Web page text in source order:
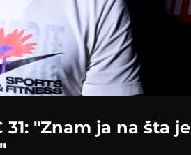
"Znam ja na šta je